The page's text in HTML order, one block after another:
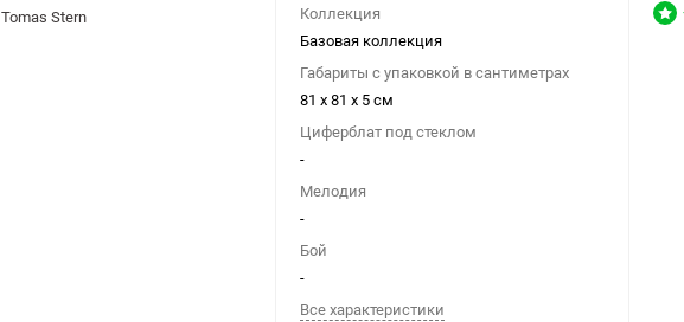
Tomas Stern
Коллекция
Базовая коллекция
Габариты с упаковкой в сантиметрах
81 x 81 x 5 см
Циферблат под стеклом
-
Мелодия
-
Бой
-
Все характеристики